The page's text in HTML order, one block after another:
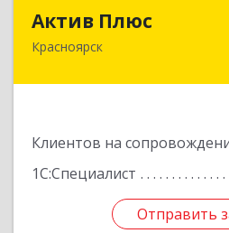
Актив Плюс
Красноярск
Клиентов на
1С:Специалист
Отправить
660017,
Отправить